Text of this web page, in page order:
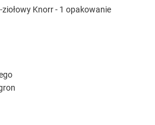
Knorr - 1 opakowanie